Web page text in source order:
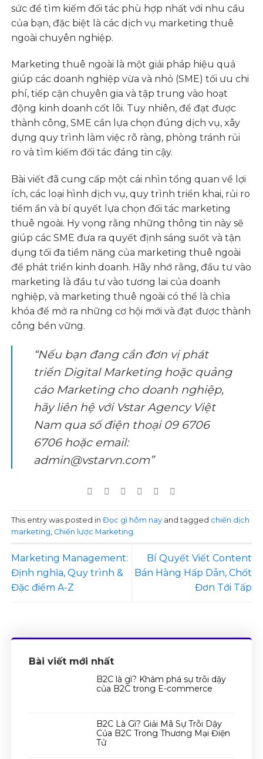
sức để tìm kiếm đối tác phù hợp nhất với nhu cầu
của bạn, đặc biệt là các dịch vụ marketing thuê
ngoài chuyên nghiệp.
Marketing thuê ngoài là một giải pháp hiệu quả
giúp các doanh nghiệp vừa và nhỏ (SME) tối ưu chi
phí, tiếp cận chuyên gia và tập trung vào hoạt
động kinh doanh cốt lõi. Tuy nhiên, để đạt được
thành công, SME cần lựa chọn đúng dịch vụ, xây
dựng quy trình làm việc rõ ràng, phòng tránh rủi
ro và tìm kiếm đối tác đáng tin cậy.
Bài viết đã cung cấp một cái nhìn tổng quan về lợi
ích, các loại hình dịch vụ, quy trình triển khai, rủi ro
tiềm ẩn và bí quyết lựa chọn đối tác marketing
thuê ngoài. Hy vọng rằng những thông tin này sẽ
giúp các SME đưa ra quyết định sáng suốt và tận
dụng tối đa tiềm năng của marketing thuê ngoài
để phát triển kinh doanh. Hãy nhớ rằng, đầu tư vào
marketing là đầu tư vào tương lai của doanh
nghiệp, và marketing thuê ngoài có thể là chìa
khóa để mở ra những cơ hội mới và đạt được thành
công bền vững.
“Nếu bạn đang cần đơn vị phát
triển Digital Marketing hoặc quảng
cáo Marketing cho doanh nghiệp,
hãy liên hệ với Vstar Agency Việt
Nam qua số điện thoại 09 6706
6706 hoặc email:
admin@vstarvn.com”
This entry was posted inĐọc gì hôm nay and tagged chiến dịch
marketing, Chiến lược Marketing.
Marketing Management:
Định nghĩa, Quy trình &
Đặc điểm A-Z
Bí Quyết Viết Content
Bán Hàng Hấp Dẫn, Chốt
Đơn Tới Tấp
Bài viết mới nhất
B2C là gì? Khám phá sự trỗi dậy
của B2C trong E-commerce
B2C Là Gì? Giải Mã Sự Trỗi Dậy
Của B2C Trong Thương Mại Điện
Tử